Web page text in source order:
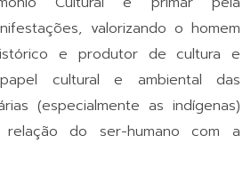
valorizando o homem
e produtor de cultura e
cultural e ambiental das
(especialmente as indígenas)
do ser-humano com a